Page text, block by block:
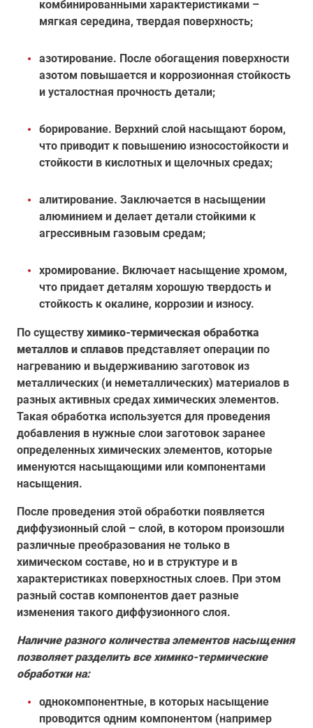
комбинированными характеристиками –
мягкая середина, твердая поверхность;
азотирование. После обогащения поверхности
азотом повышается и коррозионная стойкость
и усталостная прочность детали;
борирование. Верхний слой насыщают бором,
что приводит к повышению износостойкости и
стойкости в кислотных и щелочных средах;
алитирование. Заключается в насыщении
алюминием и делает детали стойкими к
агрессивным газовым средам;
хромирование. Включает насыщение хромом,
что придает деталям хорошую твердость и
стойкость к окалине, коррозии и износу.
По существу химико-термическая обработка
металлов и сплавов представляет операции по
нагреванию и выдерживанию заготовок из
металлических (и неметаллических) материалов в
разных активных средах химических элементов.
Такая обработка используется для проведения
добавления в нужные слои заготовок заранее
определенных химических элементов, которые
именуются насыщающими или компонентами
насыщения.
После проведения этой обработки появляется
диффузионный слой – слой, в котором произошли
различные преобразования не только в
химическом составе, но и в структуре и в
характеристиках поверхностных слоев. При этом
разный состав компонентов дает разные
изменения такого диффузионного слоя.
Наличие разного количества элементов насыщения
позволяет разделить все химико-термические
обработки на:
однокомпонентные, в которых насыщение
проводится одним компонентом (например